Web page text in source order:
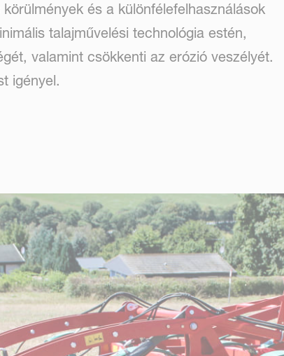
és a különfélefelhasználások
talajművelési technológia estén,
valamint csökkenti az erózió veszélyét.
igényel.